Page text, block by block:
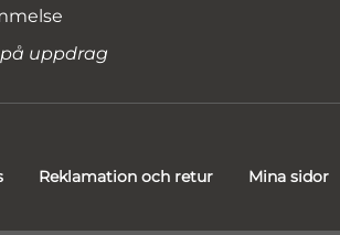
uppdrag
Reklamation och retur Mina sidor